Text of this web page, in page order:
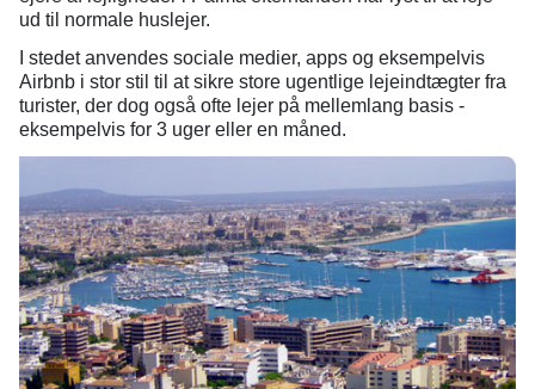
ud til normale huslejer.
I stedet anvendes sociale medier, apps og eksempelvis
Airbnb i stor stil til at sikre store ugentlige lejeindtægter fra
turister, der dog også ofte lejer på mellemlang basis -
eksempelvis for 3 uger eller en måned.